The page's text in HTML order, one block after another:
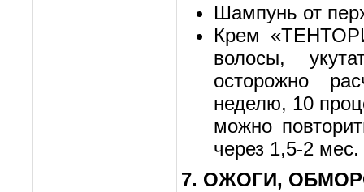
Шампунь от
Крем
волосы,
осторожно
неделю, 10
можно
через 1,5-2 мес.
7. ОЖОГИ,